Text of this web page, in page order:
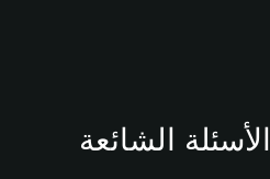
الأسئلة الشائعة